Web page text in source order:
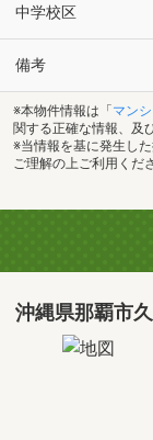
中学校区
備考
※本物件情報は「 マン
関する正確な情報、及
※当情報を基に発生し
ご理解の上ご利用くだ
沖縄県那覇市